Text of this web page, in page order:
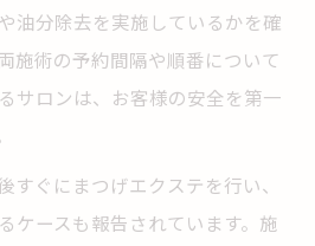
油分除去を実施しているかを確
施術の予約間隔や順番について
サロンは、お客様の安全を第一
すぐにまつげエクステを行い、
ケースも報告されています。施